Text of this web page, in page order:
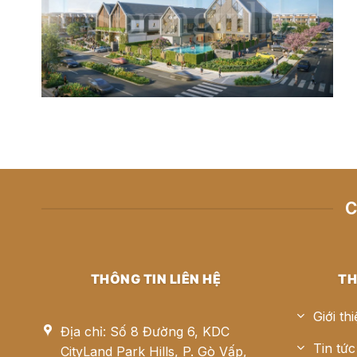
THÔNG TIN LIÊN HỆ
Địa chỉ: Số 8 Đường 6, KDC
CityLand Park Hills, P. Gò Vấp,
Giới
Tin tức